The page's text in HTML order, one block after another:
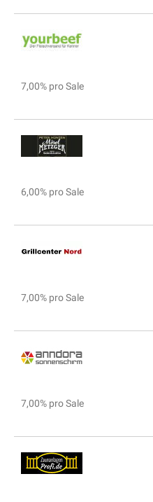
7,00% pro Sale
6,00% pro Sale
7,00% pro Sale
7,00% pro Sale